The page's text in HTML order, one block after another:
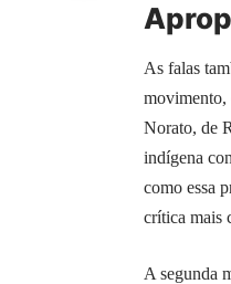
As falas
movimento,
Norato, de
indígena
como essa
crítica mais
A segunda